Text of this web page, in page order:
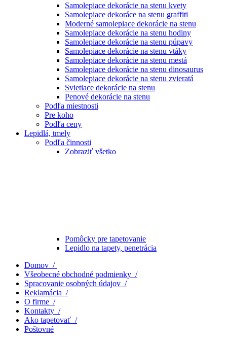
Samolepiace dekorácie na stenu kvety
Samolepiace dekoráce na stenu graffiti
Moderné samolepiace dekorácie na stenu
Samolepiace dekorácie na stenu hodiny
Samolepiace dekorácie na stenu púpavy
Samolepiace dekorácie na stenu vtáky
Samolepiace dekorácie na stenu mestá
Samolepiace dekorácie na stenu dinosaurus
Samolepiace dekorácie na stenu zvieratá
Svietiace dekorácie na stenu
Penové dekorácie na stenu
Podľa miestnosti
Pre koho
Podľa ceny
Lepidlá, tmely
Podľa činnosti
Zobraziť všetko
Pomôcky pre tapetovanie
Lepidlo na tapety, penetrácia
Domov /
Všeobecné obchodné podmienky /
Spracovanie osobných údajov /
Reklamácia /
O firme /
Kontakty /
Ako tapetovať /
Poštovné